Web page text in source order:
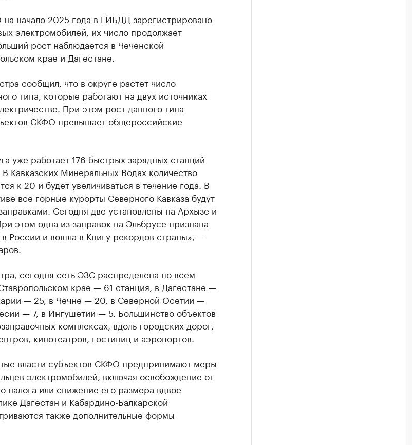
начало 2025 года в ГИБДД зарегистрировано
электромобилей, их число продолжает
рост наблюдается в Чеченской
крае и Дагестане.
сообщил, что в округе растет число
типа, которые работают на двух источниках
При этом рост данного типа
СКФО превышает общероссийские
уже работает 176 быстрых зарядных станций
Кавказских Минеральных Водах количество
к 20 и будет увеличиваться в течение года. В
все горные курорты Северного Кавказа будут
Сегодня две установлены на Архызе и
этом одна из заправок на Эльбрусе признана
России и вошла в Книгу рекордов страны», —
сегодня сеть ЭЗС распределена по всем
крае — 61 станция, в Дагестане —
— 25, в Чечне — 20, в Северной Осетии —
— 7, в Ингушетии — 5. Большинство объектов
комплексах, вдоль городских дорог,
кинотеатров, гостиниц и аэропортов.
власти субъектов СКФО предпринимают меры
электромобилей, включая освобождение от
налога или снижение его размера вдвое
Дагестан и Кабардино-Балкарской
также дополнительные формы